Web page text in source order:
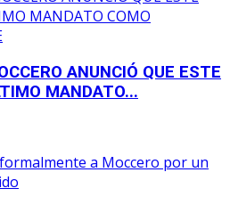
ANUNCIÓ QUE ESTE
MANDATO...